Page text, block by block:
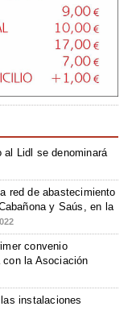
al Lidl se denominará
red de abastecimiento
y Saús, en la
convenio
la Asociación
instalaciones